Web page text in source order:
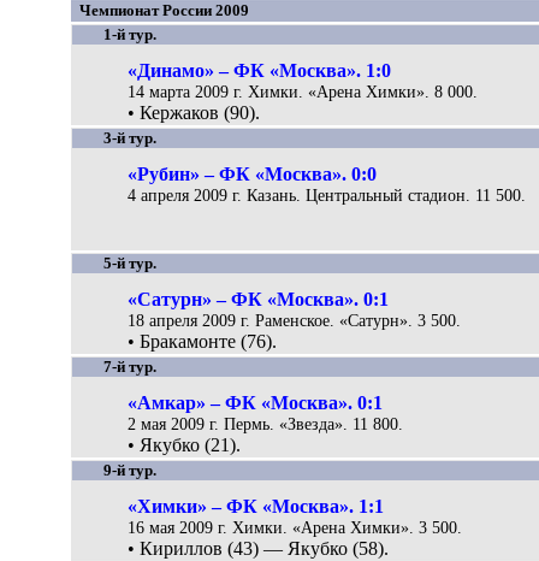
Чемпионат России 2009
1-й тур.
«Динамо» – ФК «Москва». 1:0
14 марта 2009 г. Химки. «Арена Химки». 8 000.
• Кержаков (90).
3-й тур.
«Рубин» – ФК «Москва». 0:0
4 апреля 2009 г. Казань. Центральный стадион. 11 500.
5-й тур.
«Сатурн» – ФК «Москва». 0:1
18 апреля 2009 г. Раменское. «Сатурн». 3 500.
• Бракамонте (76).
7-й тур.
«Амкар» – ФК «Москва». 0:1
2 мая 2009 г. Пермь. «Звезда». 11 800.
• Якубко (21).
9-й тур.
«Химки» – ФК «Москва». 1:1
16 мая 2009 г. Химки. «Арена Химки». 3 500.
• Кириллов (43) — Якубко (58).